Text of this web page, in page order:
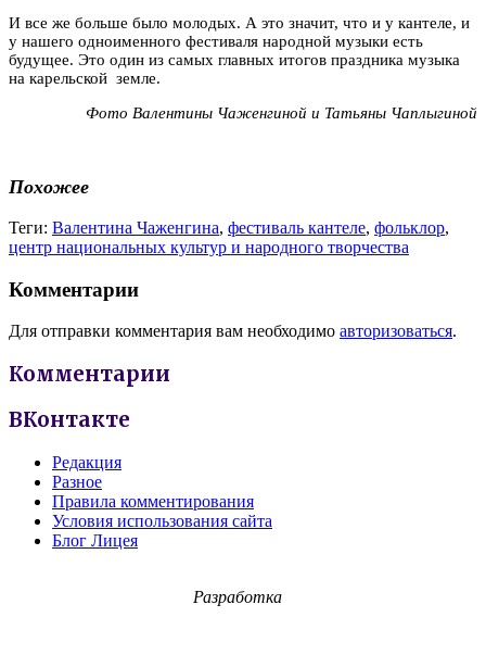
И все же больше было молодых. А это значит, что и у кантеле, и
у нашего одноименного фестиваля народной музыки есть
будущее. Это один из самых главных итогов праздника музыка
на карельской земле.
Фото Валентины Чаженгиной и Татьяны Чаплыгиной
Похожее
Теги: Валентина Чаженгина, фестиваль кантеле, фольклор,
центр национальных культур и народного творчества
Комментарии
Для отправки комментария вам необходимо авторизоваться.
Комментарии
ВКонтакте
Редакция
Разное
Правила комментирования
Условия использования сайта
Блог Лицея
Разработка